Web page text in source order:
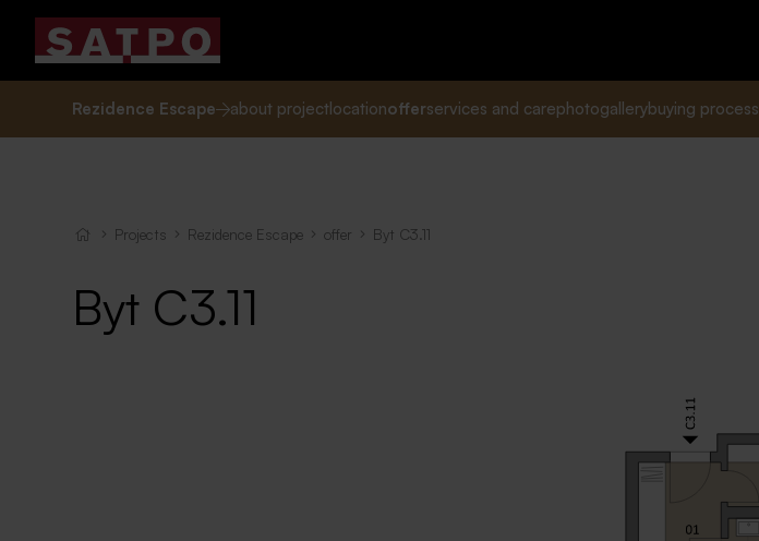
Rezidence Escape about projectlocationofferservices and carephotogallerybuying process
Projects Rezidence Escape offer Byt C3.11
Byt C3.11